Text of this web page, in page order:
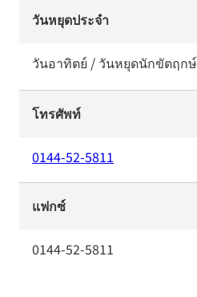
วันหยุดประจำ
วันอาทิตย์ / วันหยุดนักขัตฤกษ์
โทรศัพท์
0144-52-5811
แฟกซ์
0144-52-5811